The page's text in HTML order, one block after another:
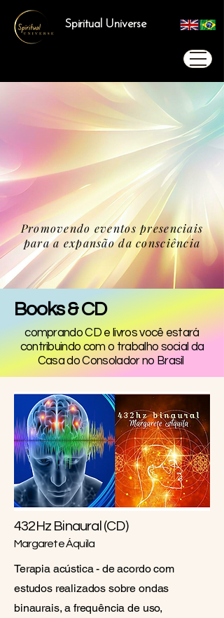
Spiritual Universe
Promovendo eventos presenciais
para a expansão da consciência
Books & CD
comprando CD e livros você estará
contribuindo com o trabalho social da
Casa do Consolador no Brasil
432Hz Binaural (CD)
Margarete Áquila
Terapia acústica - de acordo com
estudos realizados sobre ondas
binaurais, a frequência de uso,